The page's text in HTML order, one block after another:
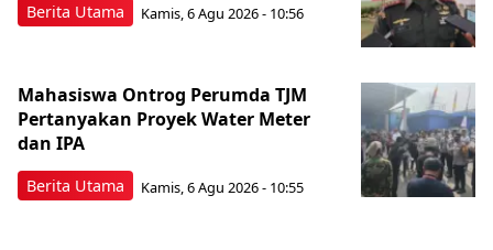
Berita Utama Kamis, 6 Agu 2026 - 10:56
Berita Utama
Mahasiswa Ontrog Perumda TJM
Pertanyakan Proyek Water Meter
dan IPA
Kamis, 6 Agu 2026 - 10:55